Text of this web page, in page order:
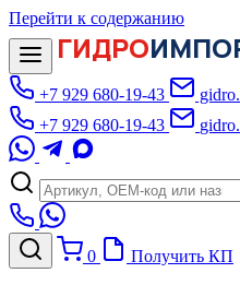
Перейти к содержанию
ГИДРО
+7 929 680-19-43
+7 929 680-19-43
0 Получить КП